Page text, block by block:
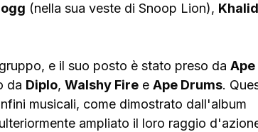
(nella sua veste di Snoop Lion), Khalid
e il suo posto è stato preso da Ape
da Diplo, Walshy Fire e Ape Drums.
musicali, come dimostrato dall'album
ampliato il loro raggio